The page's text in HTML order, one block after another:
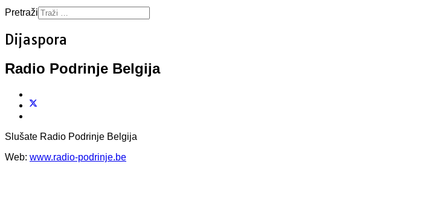
Pretraži
Dijaspora
Radio Podrinje Belgija
Slušate Radio Podrinje Belgija
Web: www.radio-podrinje.be